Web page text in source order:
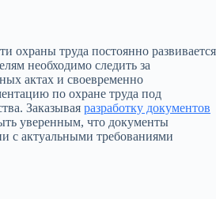
охраны труда постоянно развивается
необходимо следить за
актах и своевременно
по охране труда под
Заказывая разработку документов
уверенным, что документы
с актуальными требованиями